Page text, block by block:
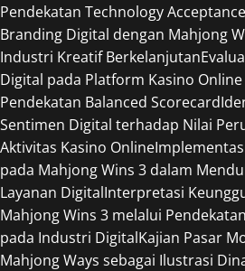
Pendekatan Technology
Branding Digital dengan Mahjong
Industri Kreatif Berkelanjutan
Digital pada Platform Kasino
Pendekatan Balanced Scorecard
Sentimen Digital terhadap Nilai
Aktivitas Kasino Online
pada Mahjong Wins 3 dalam
Layanan DigitalInterpretasi
Mahjong Wins 3 melalui
pada Industri DigitalKajian Pasar
Mahjong Ways sebagai Ilustrasi